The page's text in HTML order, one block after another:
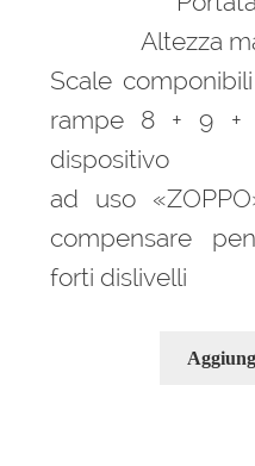
Altezza
Scale
rampe 8 + 9 +
dispositivo
ad uso
compensare
forti dislivelli